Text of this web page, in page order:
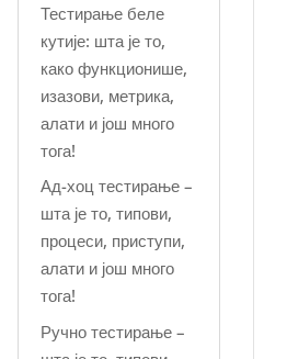
Тестирање беле
кутије: шта је то,
како функционише,
изазови, метрика,
алати и још много
тога!
Ад-хоц тестирање –
шта је то, типови,
процеси, приступи,
алати и још много
тога!
Ручно тестирање –